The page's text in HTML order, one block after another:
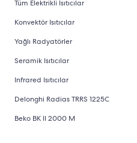
Tüm Elektrikli Isıtıcılar
Konvektör Isıtıcılar
Yağlı Radyatörler
Seramik Isıtıcılar
Infrared Isıtıcılar
Delonghi Radias TRRS 1225C
Beko BK II 2000 M